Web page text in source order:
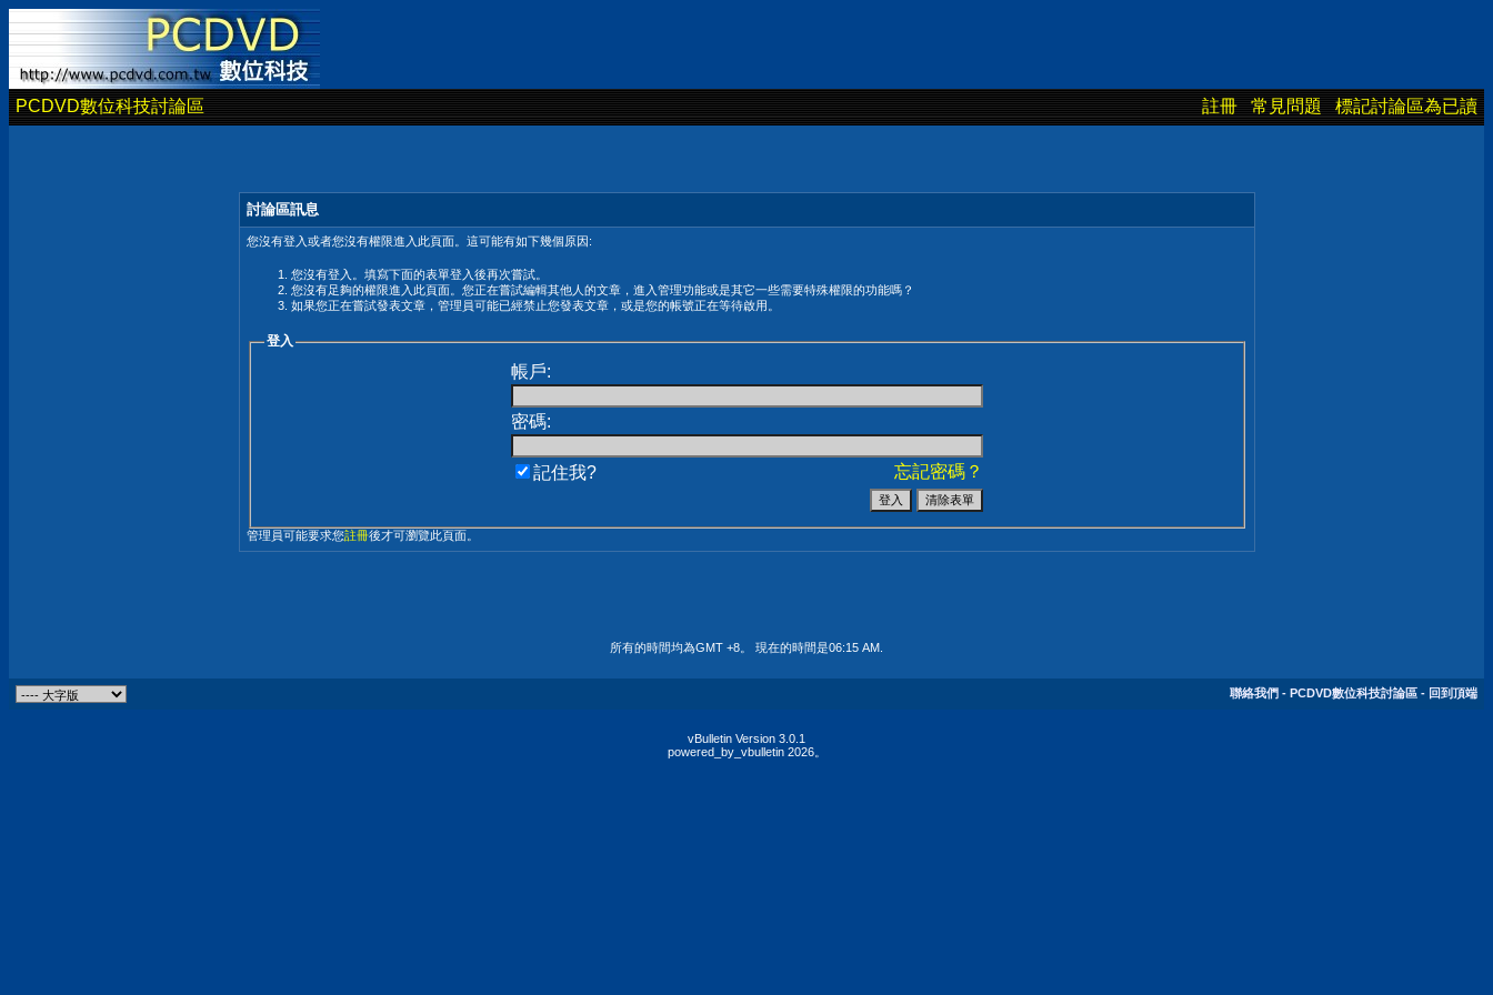
PCDVD數位科技討論區 註冊 常見問題 標記討論區為已讀
討論區訊息
您沒有登入或者您沒有權限進入此頁面。這可能有如下幾個原因:
您沒有登入。填寫下面的表單登入後再次嘗試。
您沒有足夠的權限進入此頁面。您正在嘗試編輯其他人的文章，進入管理功能或是其它一些需要特殊權限的功能嗎？
如果您正在嘗試發表文章，管理員可能已經禁止您發表文章，或是您的帳號正在等待啟用。
登入
帳戶:
密碼:
忘記密碼？
記住我?
管理員可能要求您註冊後才可瀏覽此頁面。
所有的時間均為GMT +8。 現在的時間是06:15 AM
聯絡我們 - PCDVD數位科技討論區 - 回到頂端
vBulletin Version 3.0.1
powered_by_vbulletin 2026。